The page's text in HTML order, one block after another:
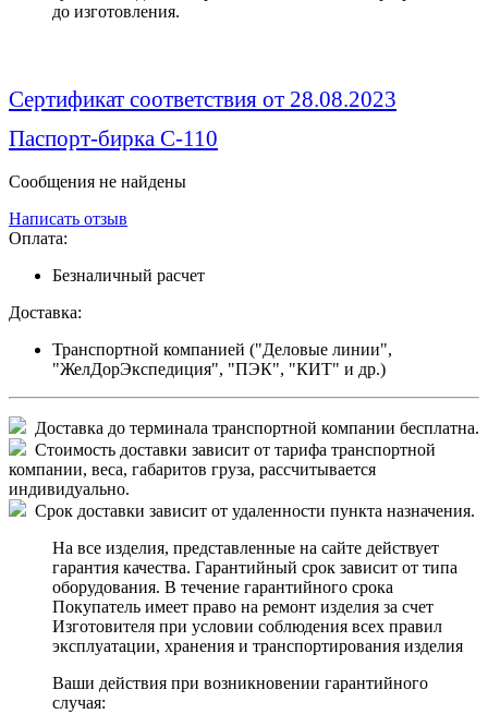
до изготовления.
Сертификат соответствия от 28.08.2023
Паспорт-бирка С-110
Сообщения не найдены
Написать отзыв
Оплата:
Безналичный расчет
Доставка:
Транспортной компанией ("Деловые линии",
"ЖелДорЭкспедиция", "ПЭК", "КИТ" и др.)
Доставка до терминала транспортной компании бесплатна.
Стоимость доставки зависит от тарифа транспортной
компании, веса, габаритов груза, рассчитывается
индивидуально.
Срок доставки зависит от удаленности пункта назначения.
На все изделия, представленные на сайте действует
гарантия качества. Гарантийный срок зависит от типа
оборудования. В течение гарантийного срока
Покупатель имеет право на ремонт изделия за счет
Изготовителя при условии соблюдения всех правил
эксплуатации, хранения и транспортирования изделия
Ваши действия при возникновении гарантийного
случая: